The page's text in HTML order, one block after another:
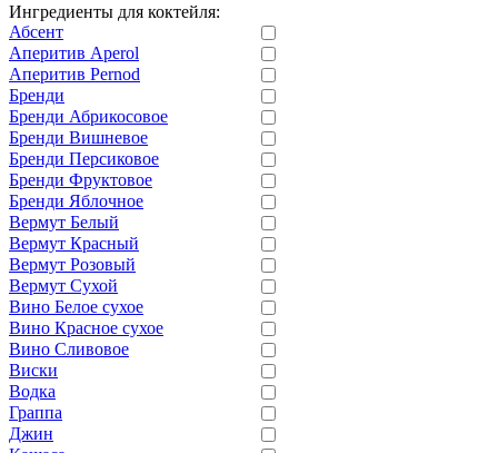
Ингредиенты для коктейля:
Абсент
Аперитив Aperol
Аперитив Pernod
Бренди
Бренди Абрикосовое
Бренди Вишневое
Бренди Персиковое
Бренди Фруктовое
Бренди Яблочное
Вермут Белый
Вермут Красный
Вермут Розовый
Вермут Сухой
Вино Белое сухое
Вино Красное сухое
Вино Сливовое
Виски
Водка
Граппа
Джин